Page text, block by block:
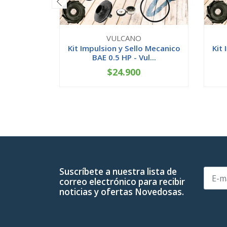
VULCANO
Kit Impulsion y Sello Mecanico
BAE 0.5 HP - Vul...
+
$24.900
Kit
Suscríbete a nuestra lista de
correo electrónico para recibir
noticias y ofertas Novedosas.